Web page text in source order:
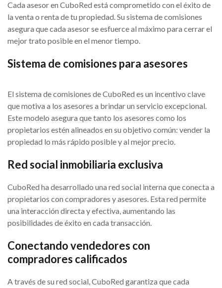
Cada asesor en CuboRed está comprometido con el éxito de
la venta o renta de tu propiedad. Su sistema de comisiones
asegura que cada asesor se esfuerce al máximo para cerrar el
mejor trato posible en el menor tiempo.
Sistema de comisiones para asesores
El sistema de comisiones de CuboRed es un incentivo clave
que motiva a los asesores a brindar un servicio excepcional.
Este modelo asegura que tanto los asesores como los
propietarios estén alineados en su objetivo común: vender la
propiedad lo más rápido posible y al mejor precio.
Red social inmobiliaria exclusiva
CuboRed ha desarrollado una red social interna que conecta a
propietarios con compradores y asesores. Esta red permite
una interacción directa y efectiva, aumentando las
posibilidades de éxito en cada transacción.
Conectando vendedores con
compradores calificados
A través de su red social, CuboRed garantiza que cada